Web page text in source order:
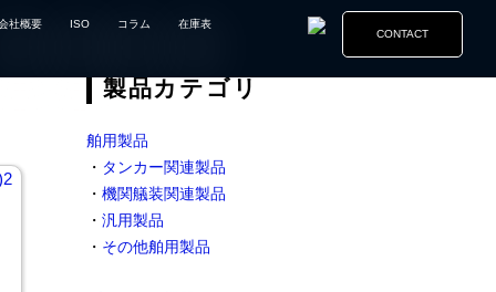
社概要 ISO コラム
在庫表
CONTACT
製品カテゴリ
舶用製品
・ タンカー関連製品
・ 機関艤装関連製品
・ 汎用製品
・ その他舶用製品